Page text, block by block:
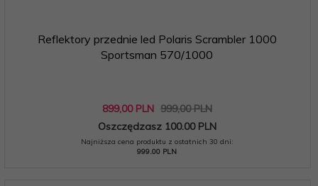
Reflektory przednie led Polaris Scrambler 1000
Sportsman 570/1000
899,00 PLN 999,00 PLN
Oszczędzasz 100.00 PLN
Najniższa cena produktu z ostatnich 30 dni:
999.00 PLN